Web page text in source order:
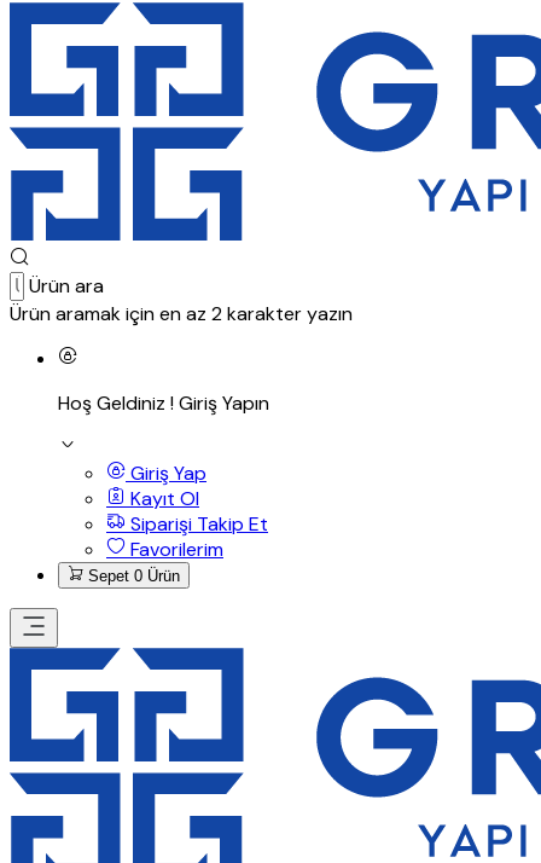
Ürün ara
Ürün aramak için en az 2 karakter yazın
Hoş Geldiniz !Giriş Yapın
Giriş Yap
Kayıt Ol
Siparişi Takip Et
Favorilerim
Sepet 0 Ürün